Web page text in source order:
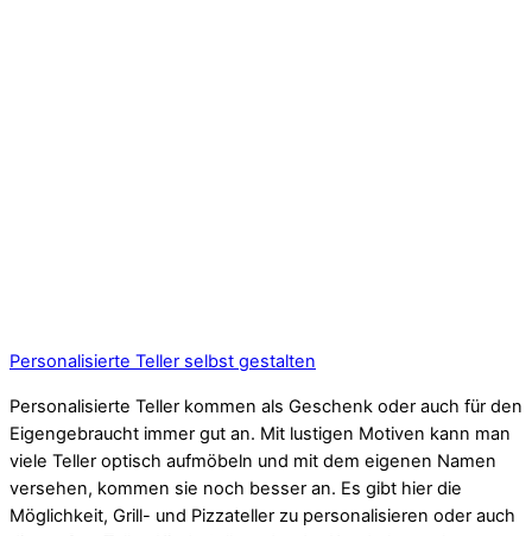
Personalisierte Teller selbst gestalten
Personalisierte Teller kommen als Geschenk oder auch für den
Eigengebraucht immer gut an. Mit lustigen Motiven kann man
viele Teller optisch aufmöbeln und mit dem eigenen Namen
versehen, kommen sie noch besser an. Es gibt hier die
Möglichkeit, Grill- und Pizzateller zu personalisieren oder auch